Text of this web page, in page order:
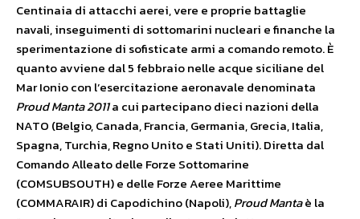
Centinaia di attacchi aerei, vere e proprie battaglie
navali, inseguimenti di sottomarini nucleari e finanche la
sperimentazione di sofisticate armi a comando remoto. È
quanto avviene dal 5 febbraio nelle acque siciliane del
Mar Ionio con l’esercitazione aeronavale denominata
Proud Manta 2011a cui partecipano dieci nazioni della
NATO (Belgio, Canada, Francia, Germania, Grecia, Italia,
Spagna, Turchia, Regno Unito e Stati Uniti). Diretta dal
Comando Alleato delle Forze Sottomarine
(COMSUBSOUTH) e delle Forze Aeree Marittime
(COMMARAIR) di Capodichino (Napoli),Proud Mantaè la